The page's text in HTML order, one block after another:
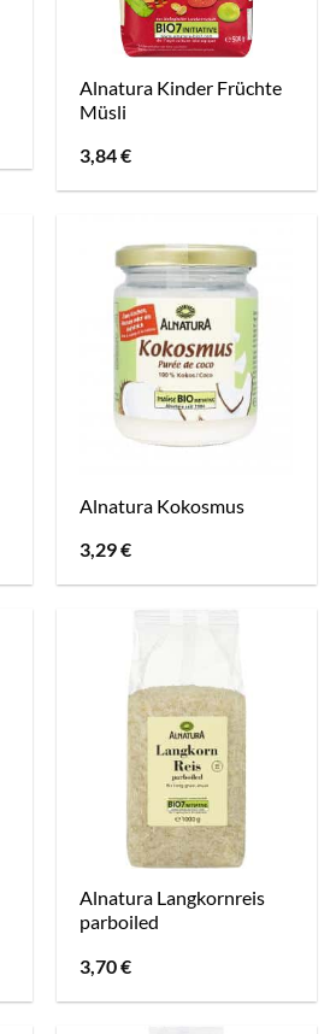
Alnatura Kinder Früchte
Müsli
3,84€
Alnatura Kokosmus
3,29€
Alnatura Langkornreis
parboiled
3,70€